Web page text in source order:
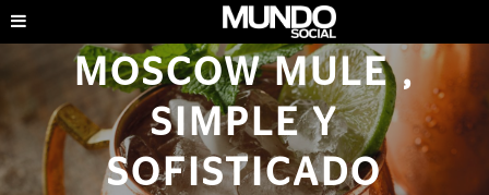
MOSCOW MULE ,
SIMPLE Y
SOFISTICADO